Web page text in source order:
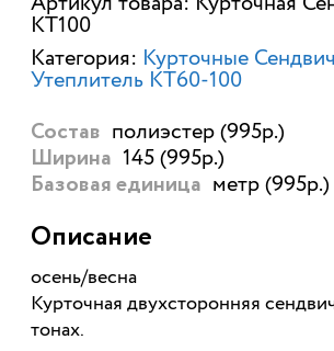
КТ100
Категория: Курточные
Утеплитель КТ60-100
Состав полиэстер (995р.)
Ширина 145 (995р.)
Базовая единица метр (995р.)
Описание
осень/весна
Курточная двухсторонняя
тонах.